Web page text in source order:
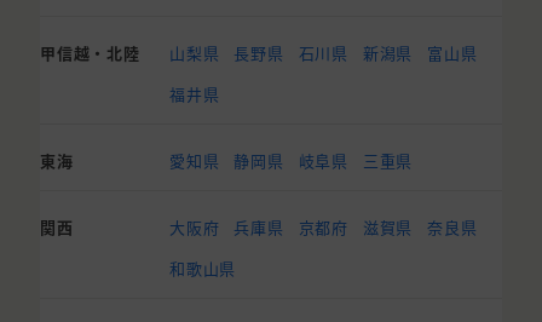
甲信越・北陸 山梨県 長野県 石川県 新潟県
富山県
福井県
東海 愛知県 静岡県 岐阜県 三重県
関西 大阪府 兵庫県 京都府 滋賀県
奈良県
和歌山県